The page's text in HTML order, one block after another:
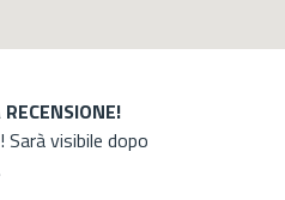
visibile dopo